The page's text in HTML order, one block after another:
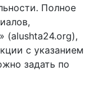
Полное
(alushta24.org),
с указанием
задать по